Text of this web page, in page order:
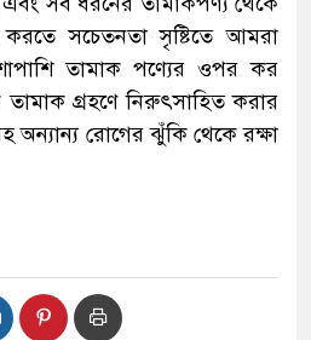
করতে সচেতনতা সৃষ্টিতে আমরা
তামাক পণ্যের ওপর কর
তামাক গ্রহণে নিরুৎসাহিত করার
রোগের ঝুঁকি থেকে রক্ষা